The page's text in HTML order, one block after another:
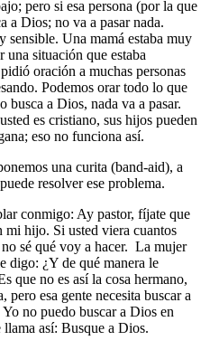
pero si esa persona (por la que
a Dios; no va a pasar nada.
sensible. Una mamá estaba muy
una situación que estaba
oración a muchas personas
Podemos orar todo lo que
busca a Dios, nada va a pasar.
es cristiano, sus hijos pueden
eso no funciona así.
una curita (band-aid), a
resolver ese problema.
conmigo: Ay pastor, fíjate que
mi hijo. Si usted viera cuantos
sé qué voy a hacer. La mujer
digo: ¿Y de qué manera le
que no es así la cosa hermano,
pero esa gente necesita buscar a
no puedo buscar a Dios en
llama así: Busque a Dios.